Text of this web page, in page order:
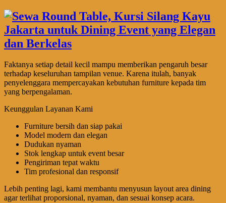
Faktanya setiap detail kecil mampu memberikan pengaruh besar
terhadap keseluruhan tampilan venue. Karena itulah, banyak
penyelenggara mempercayakan kebutuhan furniture kepada tim
yang berpengalaman.
Keunggulan Layanan Kami
Furniture bersih dan siap pakai
Model modern dan elegan
Dudukan nyaman
Stok lengkap untuk event besar
Pengiriman tepat waktu
Tim profesional dan responsif
Lebih penting lagi, kami membantu menyusun layout area dining
agar terlihat proporsional, nyaman, dan sesuai konsep acara.